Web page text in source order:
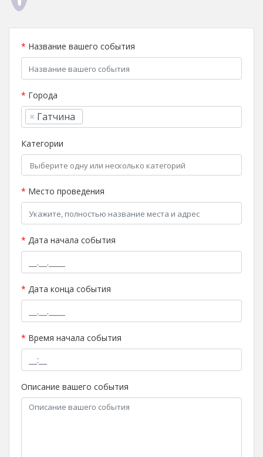
* Название вашего события
* Города
× Гатчина
Категории
* Место проведения
* Дата начала события
* Дата конца события
* Время начала события
Описание вашего события